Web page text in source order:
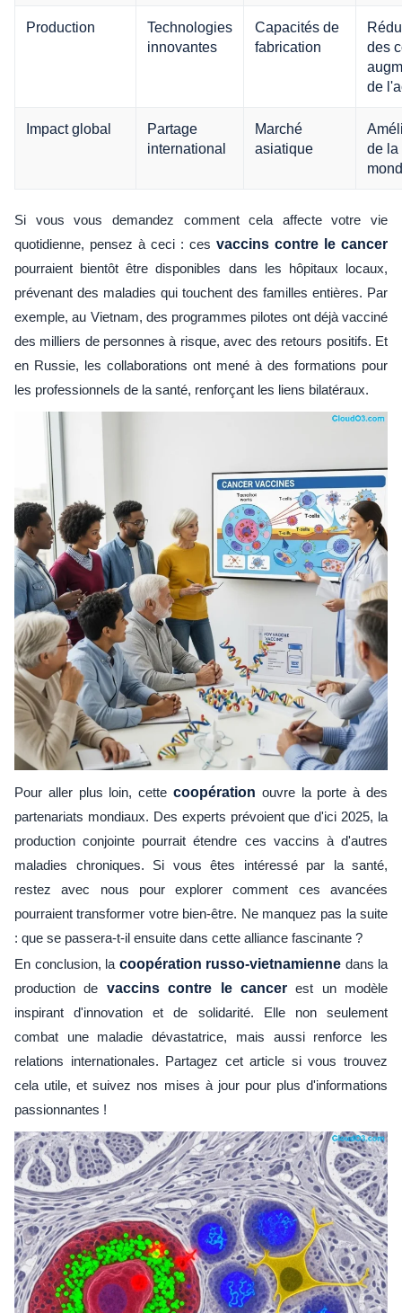
Production
Technologies
innovantes
Capacités de
fabrication
des
de
Impact global
Partage
international
Marché
asiatique
de la
Si vous vous demandez comment cela affecte votre vie
quotidienne, pensez à ceci : ces vaccins contre le cancer
pourraient bientôt être disponibles dans les hôpitaux locaux,
prévenant des maladies qui touchent des familles entières. Par
exemple, au Vietnam, des programmes pilotes ont déjà vacciné
des milliers de personnes à risque, avec des retours positifs. Et
en Russie, les collaborations ont mené à des formations pour
les professionnels de la santé, renforçant les liens bilatéraux.
Pour aller plus loin, cette coopération ouvre la porte à des
partenariats mondiaux. Des experts prévoient que d'ici 2025, la
production conjointe pourrait étendre ces vaccins à d'autres
maladies chroniques. Si vous êtes intéressé par la santé,
restez avec nous pour explorer comment ces avancées
pourraient transformer votre bien-être. Ne manquez pas la suite
: que se passera-t-il ensuite dans cette alliance fascinante ?
En conclusion, la coopération russo-vietnamienne dans la
production de vaccins contre le cancerest un modèle
inspirant d'innovation et de solidarité. Elle non seulement
combat une maladie dévastatrice, mais aussi renforce les
relations internationales. Partagez cet article si vous trouvez
cela utile, et suivez nos mises à jour pour plus d'informations
passionnantes !